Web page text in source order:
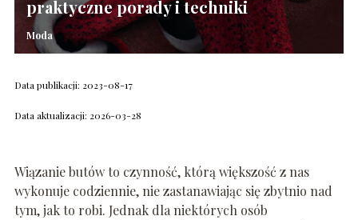
praktyczne porady i techniki
Moda
Data publikacji: 2023-08-17
Data aktualizacji: 2026-03-28
Wiązanie butów to czynność, którą większość z nas
wykonuje codziennie, nie zastanawiając się zbytnio nad
tym, jak to robi. Jednak dla niektórych osób